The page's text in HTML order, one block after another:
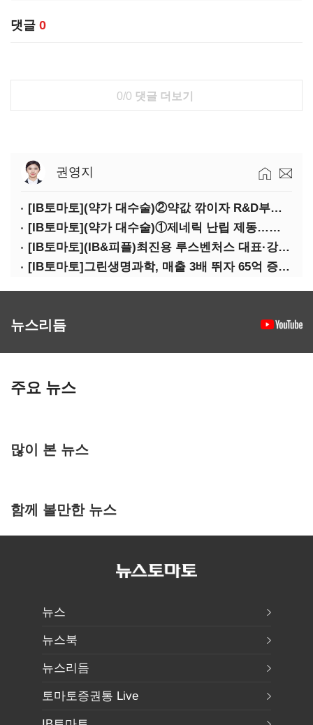
댓글 0
0/0 댓글 더보기
권영지
[IB토마토](약가 대수술)②약값 깎이자 R&D부터 축소…제약업계 비상경영 돌입
[IB토마토](약가 대수술)①제네릭 난립 제동…중소 제약사 수익성 비상
[IB토마토](IB&피플)최진용 루스벤처스 대표·강승순 이사
[IB토마토]그린생명과학, 매출 3배 뛰자 65억 증설…상위 2곳 의존도 82%
뉴스리듬
주요 뉴스
많이 본 뉴스
함께 볼만한 뉴스
뉴스
뉴스북
뉴스리듬
토마토증권통 Live